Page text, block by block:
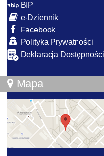
BIP
e-Dziennik
Facebook
Polityka Prywatności
Deklaracja Dostępności
Mapa